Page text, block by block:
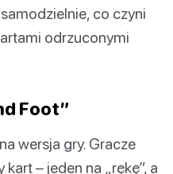
co czyni
odrzuconymi
Foot”
wersja gry. Gracze
– jeden na „rękę”, a